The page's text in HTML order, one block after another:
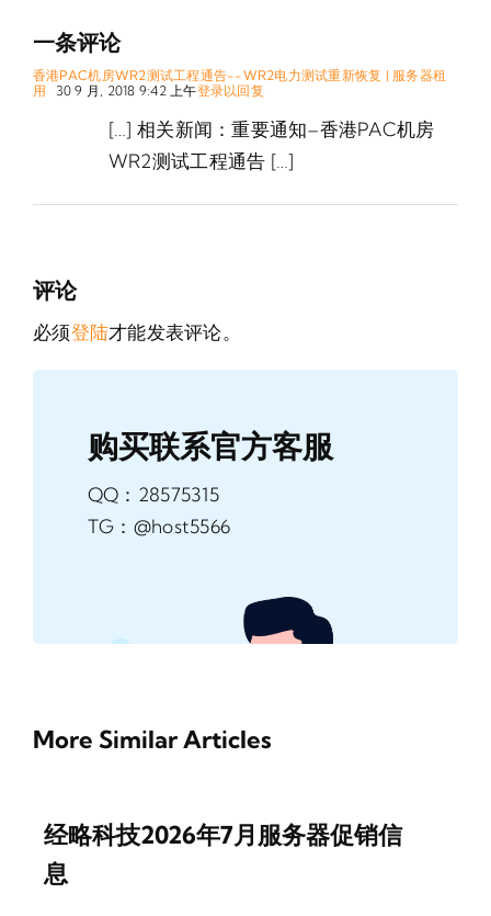
一条评论
香港PAC机房WR2测试工程通告--WR2电力测试重新恢复 | 服务器租
用
30 9 月, 2018 9:42 上午登录以回复
[…] 相关新闻：重要通知–香港PAC机房
WR2测试工程通告 […]
评论
必须登陆才能发表评论。
购买联系官方客服
QQ：28575315
TG：@host5566
More Similar Articles
经略科技2026年7月服务器促销信
息